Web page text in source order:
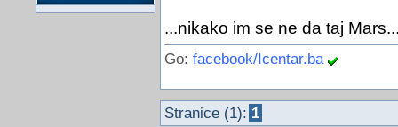
...nikako im se ne da taj
Go: facebook/Icentar.ba
Stranice (1): 1